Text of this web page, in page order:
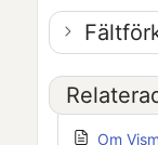
Om